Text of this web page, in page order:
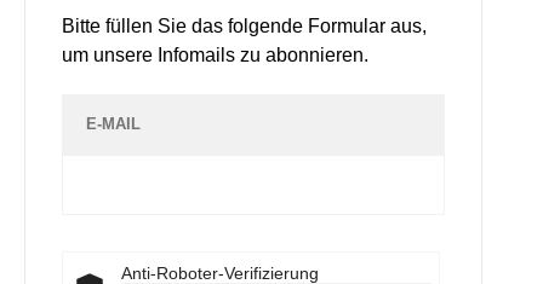
Bitte füllen Sie das folgende Formular aus,
um unsere Infomails zu abonnieren.
E-MAIL
Anti-Roboter-Verifizierung